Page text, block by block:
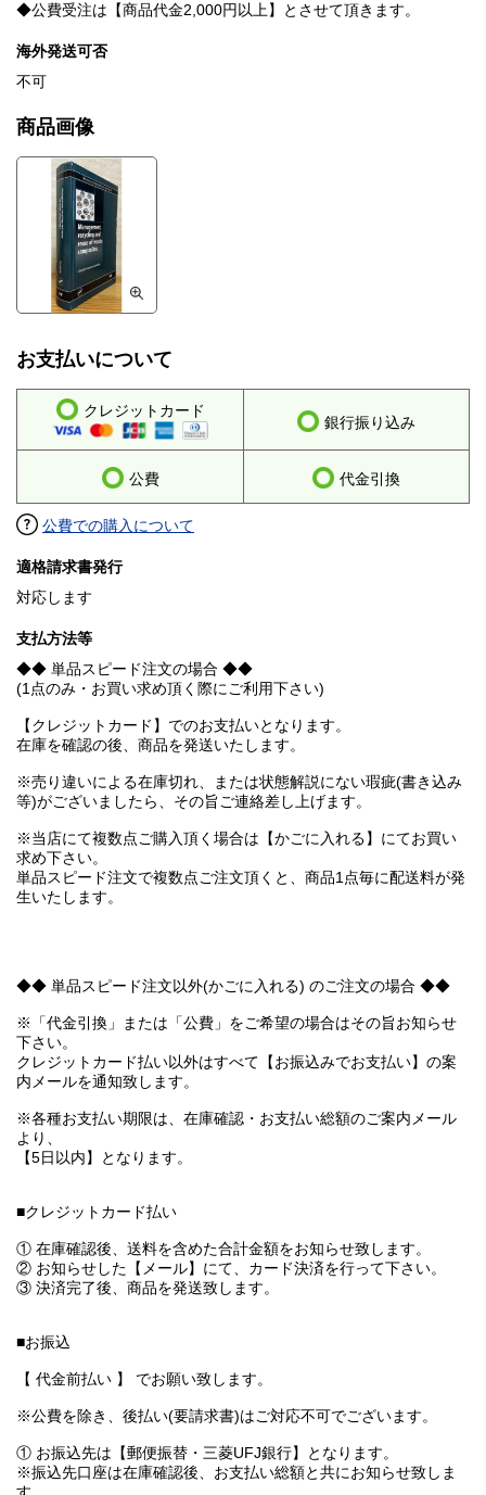
◆公費受注は【商品代金2,000円以上】とさせて頂きます。
海外発送可否
不可
商品画像
お支払いについて
クレジットカード
銀行振り込み
公費 代金引換
公費での購入について
適格請求書発行
対応します
支払方法等
◆◆ 単品スピード注文の場合 ◆◆
(1点のみ・お買い求め頂く際にご利用下さい)
【クレジットカード】でのお支払いとなります。
在庫を確認の後、商品を発送いたします。
※売り違いによる在庫切れ、または状態解説にない瑕疵(書き込み
等)がございましたら、その旨ご連絡差し上げます。
※当店にて複数点ご購入頂く場合は【かごに入れる】にてお買い
求め下さい。
単品スピード注文で複数点ご注文頂くと、商品1点毎に配送料が発
生いたします。
◆◆ 単品スピード注文以外(かごに入れる) のご注文の場合 ◆◆
※「代金引換」または「公費」をご希望の場合はその旨お知らせ
下さい。
クレジットカード払い以外はすべて【お振込みでお支払い】の案
内メールを通知致します。
※各種お支払い期限は、在庫確認・お支払い総額のご案内メール
より、
【5日以内】となります。
■クレジットカード払い
① 在庫確認後、送料を含めた合計金額をお知らせ致します。
② お知らせした【メール】にて、カード決済を行って下さい。
③ 決済完了後、商品を発送致します。
■お振込
【 代金前払い 】 でお願い致します。
※公費を除き、後払い(要請求書)はご対応不可でございます。
① お振込先は【郵便振替・三菱UFJ銀行】となります。
※振込先口座は在庫確認後、お支払い総額と共にお知らせ致しま